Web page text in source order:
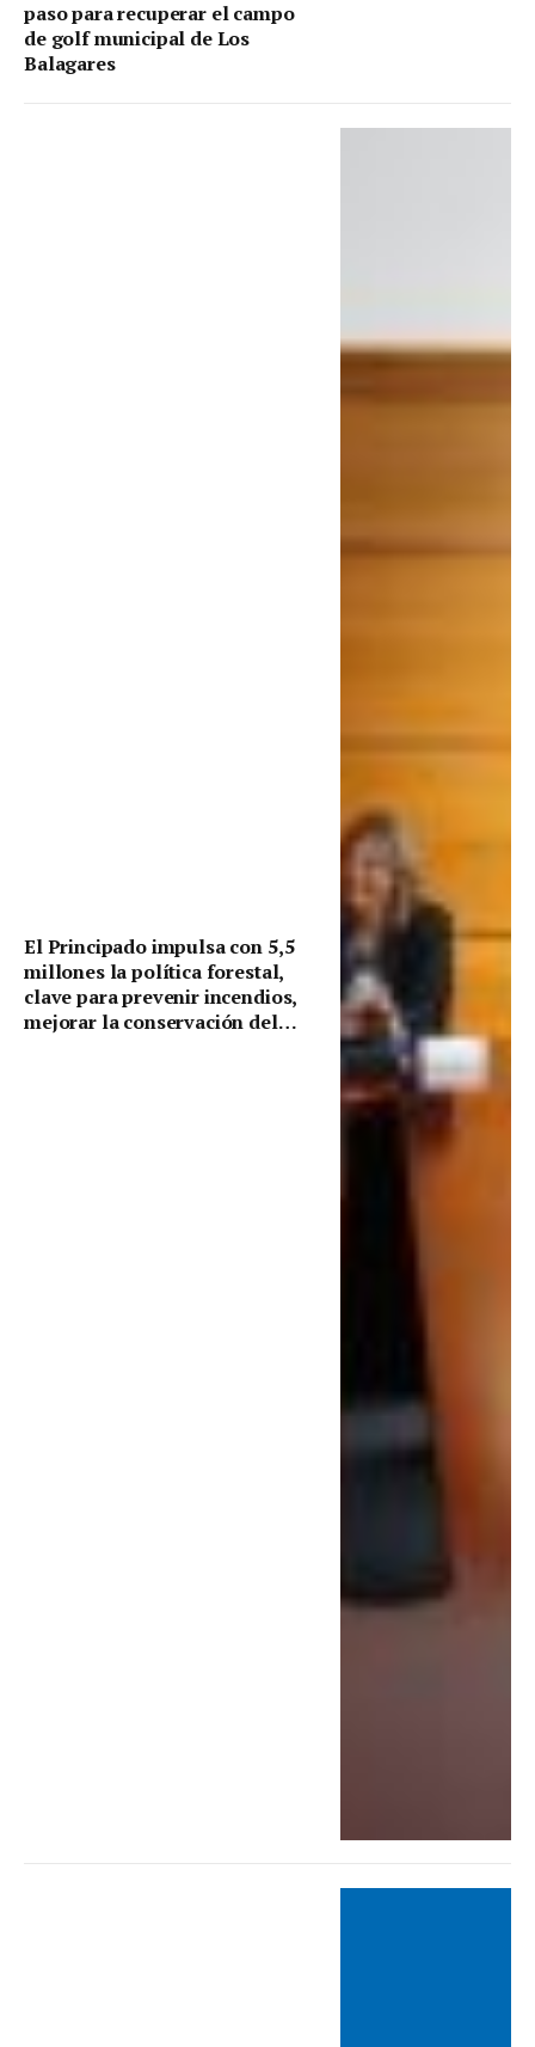
paso para recuperar el campo
de golf municipal de Los
Balagares
El Principado impulsa con 5,5
millones la política forestal,
clave para prevenir incendios,
mejorar la conservación del